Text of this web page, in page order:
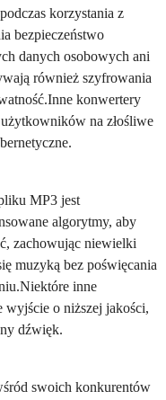
korzystania z
bezpieczeństwo
danych osobowych ani
również szyfrowania
konwertery
na złośliwe
MP3 jest
algorytmy, aby
zachowując niewielki
muzyką bez poświęcania
inne
o niższej jakości,
dźwięk.
swoich konkurentów